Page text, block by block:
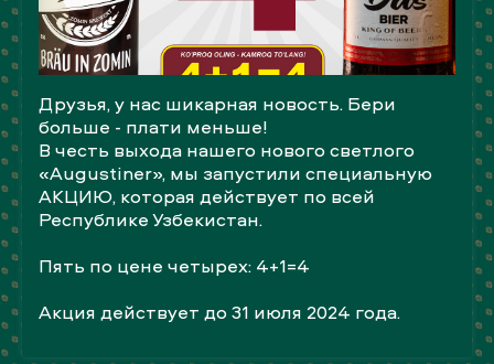
Друзья, у нас шикарная новость. Бери
больше - плати меньше!
В честь выхода нашего нового светлого
«Augustiner», мы запустили специальную
АКЦИЮ, которая действует по всей
Республике Узбекистан.
Пять по цене четырех: 4+1=4
Акция действует до 31 июля 2024 года.